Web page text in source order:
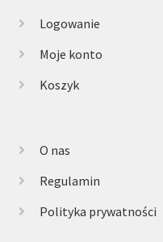
Logowanie
Moje konto
Koszyk
O nas
Regulamin
Polityka prywatności